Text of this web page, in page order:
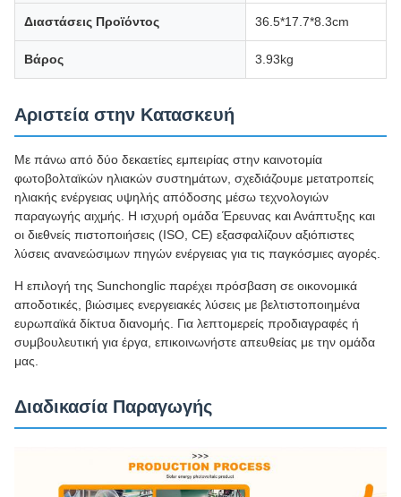
Διαστάσεις Προϊόντος 36.5*17.7*8.3cm
Βάρος 3.93kg
Αριστεία στην Κατασκευή
Με πάνω από δύο δεκαετίες εμπειρίας στην καινοτομία
φωτοβολταϊκών ηλιακών συστημάτων, σχεδιάζουμε μετατροπείς
ηλιακής ενέργειας υψηλής απόδοσης μέσω τεχνολογιών
παραγωγής αιχμής. Η ισχυρή ομάδα Έρευνας και Ανάπτυξης και
οι διεθνείς πιστοποιήσεις (ISO, CE) εξασφαλίζουν αξιόπιστες
λύσεις ανανεώσιμων πηγών ενέργειας για τις παγκόσμιες αγορές.
Η επιλογή της Sunchonglic παρέχει πρόσβαση σε οικονομικά
αποδοτικές, βιώσιμες ενεργειακές λύσεις με βελτιστοποιημένα
ευρωπαϊκά δίκτυα διανομής. Για λεπτομερείς προδιαγραφές ή
συμβουλευτική για έργα, επικοινωνήστε απευθείας με την ομάδα
μας.
Διαδικασία Παραγωγής